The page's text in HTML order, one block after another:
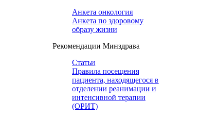
Анкета онкология
Анкета по здоровому
образу жизни
Рекомендации Минздрава
Статьи
Правила посещения
пациента, находящегося в
отделении реанимации и
интенсивной терапии
(ОРИТ)